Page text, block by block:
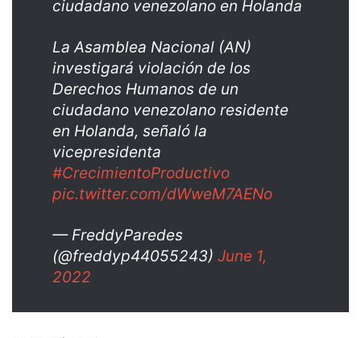
ciudadano venezolano en Holanda
La Asamblea Nacional (AN)
investigará violación de los
Derechos Humanos de un
ciudadano venezolano residente
en Holanda, señaló la
vicepresidenta
#CrecimientoProductivo
pic.twitter.com/dWweM7AENo
— FreddyParedes
(@freddyp44055243) June 1,
2022